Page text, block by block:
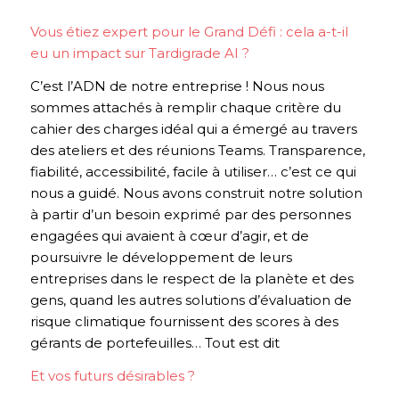
Vous étiez expert pour le Grand Défi : cela a-t-il
eu un impact sur Tardigrade AI ?
C’est l’ADN de notre entreprise ! Nous nous
sommes attachés à remplir chaque critère du
cahier des charges idéal qui a émergé au travers
des ateliers et des réunions Teams. Transparence,
fiabilité, accessibilité, facile à utiliser… c’est ce qui
nous a guidé. Nous avons construit notre solution
à partir d’un besoin exprimé par des personnes
engagées qui avaient à cœur d’agir, et de
poursuivre le développement de leurs
entreprises dans le respect de la planète et des
gens, quand les autres solutions d’évaluation de
risque climatique fournissent des scores à des
gérants de portefeuilles… Tout est dit
Et vos futurs désirables ?